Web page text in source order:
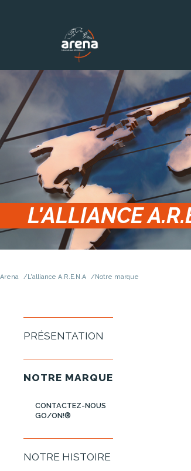
L'ALLIANCE
Arena L'alliance A.R.E.N.A Notre marque
PRÉSENTATION
NOTRE MARQUE
CONTACTEZ-NOUS
GO/ON!®
NOTRE HISTOIRE